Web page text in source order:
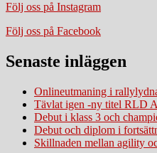
Följ oss på Instagram
Följ oss på Facebook
Senaste inläggen
Onlineutmaning i
Tävlat igen -ny titel RLD
Debut i klass 3 och
Debut och diplom i
Skillnaden mellan agility